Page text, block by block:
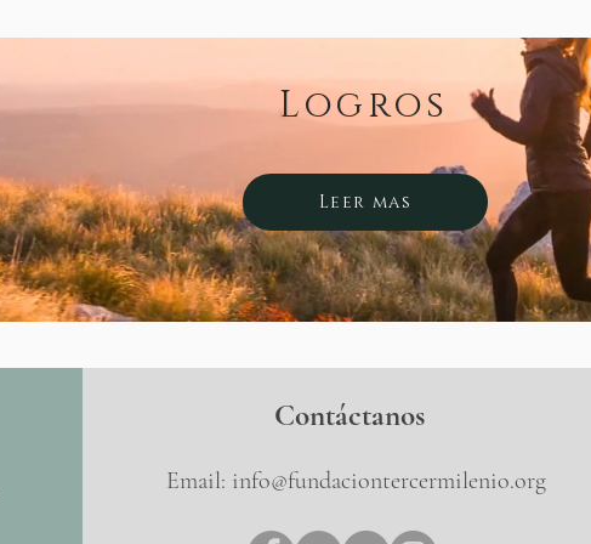
Logros
Leer mas
Contáctanos
Email: info@fundaciontercermilenio.org